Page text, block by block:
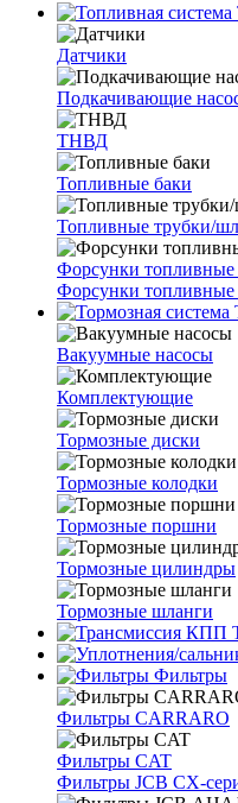
Датчики
Подкачивающие
ТНВД
Топливные баки
Топливные трубки/
Форсунки топливные
Форсунки топливные
Вакуумные насосы
Комплектующие
Тормозные диски
Тормозные колодки
Тормозные поршни
Тормозные цилиндры
Тормозные шланги
Фильтры
Фильтры CARRARO
Фильтры CAT
Фильтры JCB CX-